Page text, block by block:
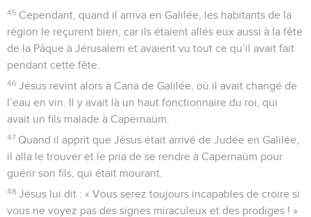
45 Cependant, quand il arriva en Galilée, les habitants de la
région le reçurent bien, car ils étaient allés eux aussi à la fête
de la Pâque à Jérusalem et avaient vu tout ce qu’il avait fait
pendant cette fête.
46 Jésus revint alors à Cana de Galilée, où il avait changé de
l’eau en vin. Il y avait là un haut fonctionnaire du roi, qui
avait un fils malade à Capernaüm.
47 Quand il apprit que Jésus était arrivé de Judée en Galilée,
il alla le trouver et le pria de se rendre à Capernaüm pour
guérir son fils, qui était mourant.
48 Jésus lui dit : « Vous serez toujours incapables de croire si
vous ne voyez pas des signes miraculeux et des prodiges ! »